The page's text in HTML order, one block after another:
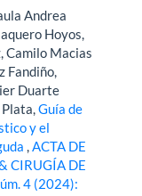
Andrea
Hoyos,
Camilo Macias
Fandiño,
Duarte
Plata,Guía de
y el
ACTA DE
CIRUGÍA DE
4 (2024):